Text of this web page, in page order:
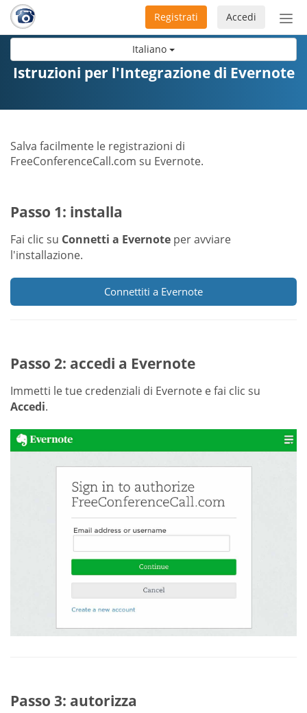
Italiano
Accedi
Registrati
Istruzioni per l'Integrazione di Evernote
Salva facilmente le registrazioni di
FreeConferenceCall.com su Evernote.
Passo 1: installa
Fai clic su Connetti a Evernote per avviare
l'installazione.
Connettiti a Evernote
Passo 2: accedi a Evernote
Immetti le tue credenziali di Evernote e fai clic su
Accedi.
Passo 3: autorizza